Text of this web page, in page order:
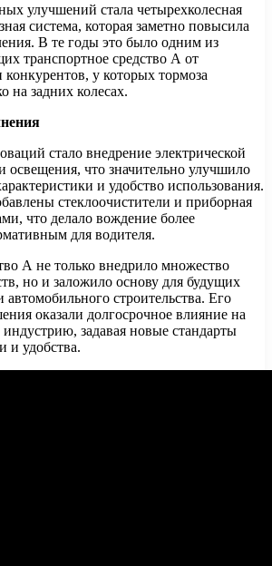
улучшений стала четырехколесная
система, которая заметно повысила
В те годы это было одним из
транспортное средство А от
у которых тормоза
на задних колесах.
стало внедрение электрической
освещения, что значительно улучшило
и удобство использования.
стеклоочистители и приборная
что делало вождение более
для водителя.
А не только внедрило множество
но и заложило основу для будущих
автомобильного строительства. Его
оказали долгосрочное влияние на
задавая новые стандарты
и удобства.